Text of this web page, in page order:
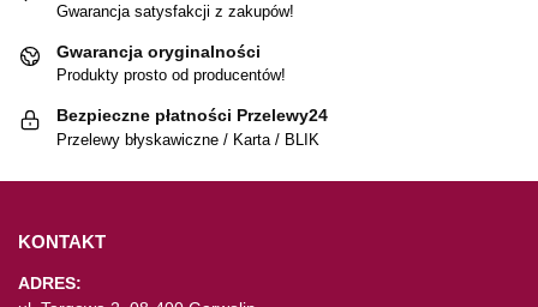
Gwarancja satysfakcji z zakupów!
Gwarancja oryginalności
Produkty prosto od producentów!
Bezpieczne płatności Przelewy24
Przelewy błyskawiczne / Karta / BLIK
KONTAKT
ADRES: